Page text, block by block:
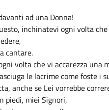
ad una Donna!
inchinatevi ogni volta
cantare.
volta che vi accarezza una
le lacrime come foste i
anche se Lei vorrebbe
piedi, miei Signori,